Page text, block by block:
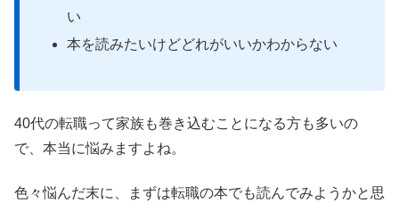
い
本を読みたいけどどれがいいかわからない
40代の転職って家族も巻き込むことになる方も多いの
で、本当に悩みますよね。
色々悩んだ末に、まずは転職の本でも読んでみようかと思